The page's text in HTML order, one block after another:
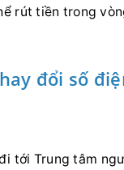
rút tiền trong
đổi số
tới Trung tâm